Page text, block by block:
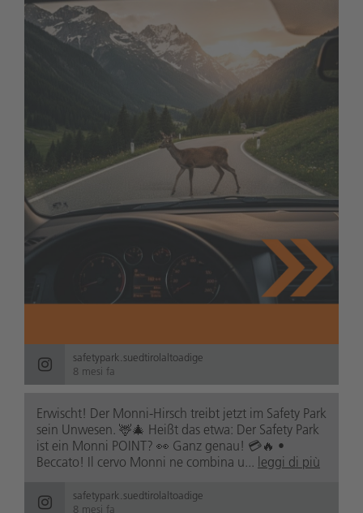
safetypark.suedtirolaltoadige
8 mesi fa
Erwischt! Der Monni-Hirsch treibt jetzt im Safety Park
sein Unwesen. 🦌🎄 Heißt das etwa: Der Safety Park
ist ein Monni POINT? 👀 Ganz genau! 💳🔥 •
Beccato! Il cervo Monni ne combina u... leggi di più
safetypark.suedtirolaltoadige
8 mesi fa